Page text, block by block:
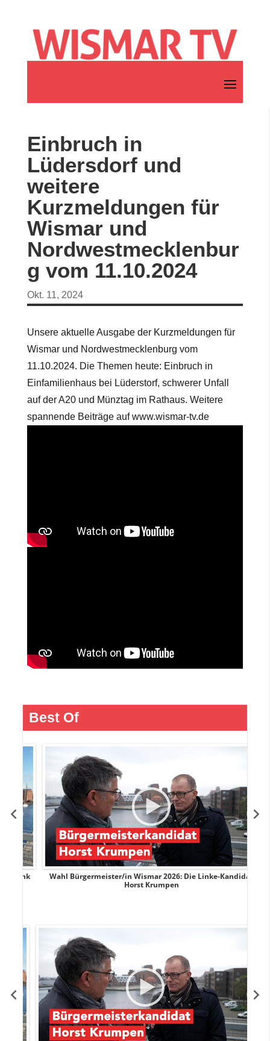
Einbruch in
Lüdersdorf und
weitere
Kurzmeldungen für
Wismar und
Nordwestmecklenbur
g vom 11.10.2024
Okt. 11, 2024
Unsere aktuelle Ausgabe der Kurzmeldungen für
Wismar und Nordwestmecklenburg vom
11.10.2024. Die Themen heute: Einbruch in
Einfamilienhaus bei Lüderstorf, schwerer Unfall
auf der A20 und Münztag im Rathaus. Weitere
spannende Beiträge auf www.wismar-tv.de
Best Of
Wahl Bürgermeister/in Wismar 2026: Die Linke-Kandidat
Horst Krumpen